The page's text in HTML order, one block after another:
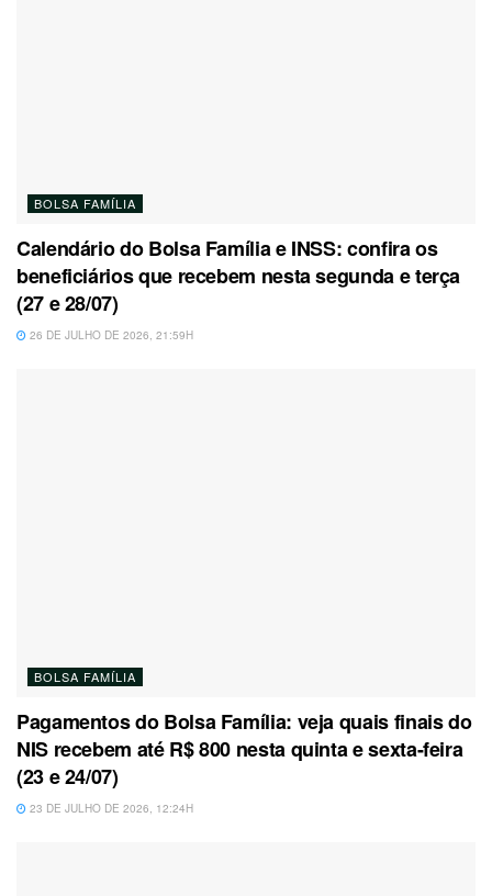
BOLSA FAMÍLIA
Calendário do Bolsa Família e INSS: confira os
beneficiários que recebem nesta segunda e terça
(27 e 28/07)
26 DE JULHO DE 2026, 21:59H
BOLSA FAMÍLIA
Pagamentos do Bolsa Família: veja quais finais do
NIS recebem até R$ 800 nesta quinta e sexta-feira
(23 e 24/07)
23 DE JULHO DE 2026, 12:24H